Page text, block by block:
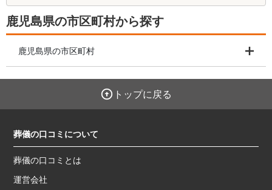
鹿児島県の市区町村から探す
鹿児島県の市区町村
トップに戻る
葬儀の口コミについて
葬儀の口コミとは
運営会社